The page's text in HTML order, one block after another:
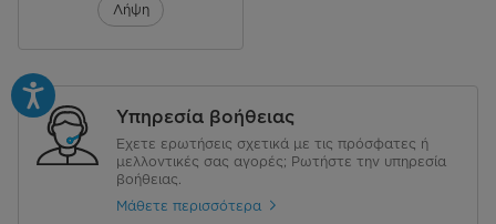
Λήψη
Υπηρεσία βοήθειας
Έχετε ερωτήσεις σχετικά με τις πρόσφατες ή
μελλοντικές σας αγορές; Ρωτήστε την υπηρεσία
βοήθειας.
Μάθετε περισσότερα